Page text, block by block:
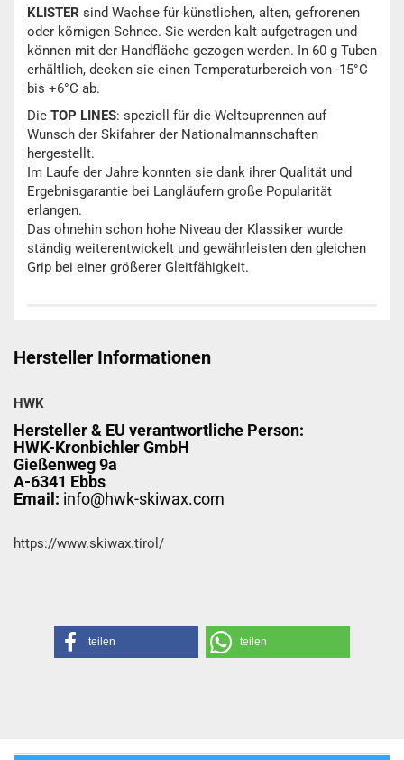
KLISTER sind Wachse für künstlichen, alten, gefrorenen
oder körnigen Schnee. Sie werden kalt aufgetragen und
können mit der Handfläche gezogen werden. In 60 g Tuben
erhältlich, decken sie einen Temperaturbereich von -15°C
bis +6°C ab.
Die TOP LINES: speziell für die Weltcuprennen auf
Wunsch der Skifahrer der Nationalmannschaften
hergestellt.
Im Laufe der Jahre konnten sie dank ihrer Qualität und
Ergebnisgarantie bei Langläufern große Popularität
erlangen.
Das ohnehin schon hohe Niveau der Klassiker wurde
ständig weiterentwickelt und gewährleisten den gleichen
Grip bei einer größerer Gleitfähigkeit.
Hersteller Informationen
HWK
Hersteller & EU verantwortliche Person:
HWK-Kronbichler GmbH
Gießenweg 9a
A-6341 Ebbs
Email: info@hwk-skiwax.com
https://www.skiwax.tirol/
teilen teilen